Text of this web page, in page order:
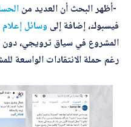
-أظهر البحث أن العديد من
فيسبوك، إضافة إلى وسائلإعلام
المشروع في سياق ترويجي، دون
رغم حملة الانتقادات الواسعة